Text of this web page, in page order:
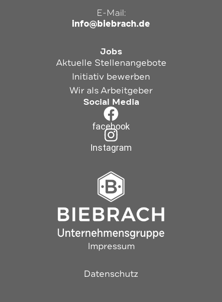
E-Mail:
info@biebrach.de
Jobs
Aktuelle Stellenangebote
Initiativ bewerben
Wir als Arbeitgeber
Social Media
facebook
Instagram
Impressum
Datenschutz